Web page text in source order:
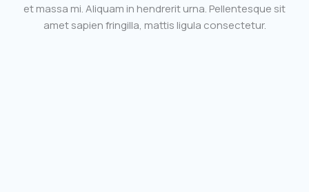
et massa mi. Aliquam in hendrerit urna. Pellentesque sit
amet sapien fringilla, mattis ligula consectetur.